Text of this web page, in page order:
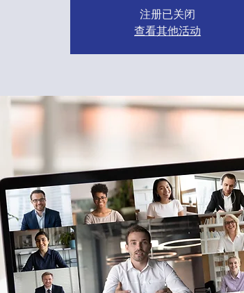
注册已关闭
查看其他活动